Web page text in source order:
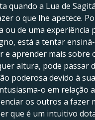
a Lua de
o que lhe apetece.
de uma
está a tentar
e aprender mais
altura, pode
poderosa devido à
o em relação
os outros a
que é um intuitivo